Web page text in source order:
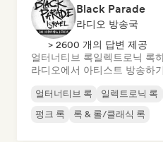
Black Parade
라디오 방송국
> 2600 개의 답변 제공
얼터너티브 록일렉트로닉 록
라디오에서 아티스트 방송하기
얼터너티브 록 일렉트로닉 록
펑크 록
록 & 롤/클래식 록